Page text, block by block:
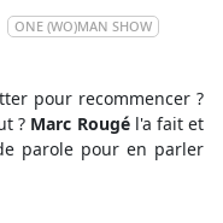
ONE (WO)MAN SHOW
pour recommencer ?
? Marc Rougél'a fait et
parole pour en parler